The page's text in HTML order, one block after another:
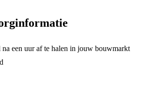
na een uur af te halen in jouw bouwmarkt